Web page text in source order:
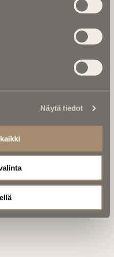
Näytä tiedot
keskittynyt uusi ja
Julkaisemme uusimmat